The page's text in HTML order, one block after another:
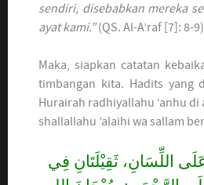
sendiri, disebabkan mereka
ayat kami.”(QS. Al-A’raf [7]: 8-9)
Maka, siapkan catatan
timbangan kita. Hadits yang
Hurairah radhiyallahu ‘anhu di
shallallahu ’alaihi wa sallam
اللِّسَانِ، ثَقِيْلَتَانِ فِي